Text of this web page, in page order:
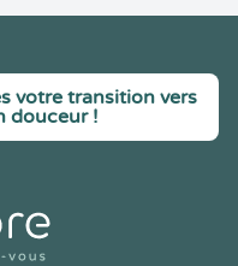
votre transition vers
douceur !